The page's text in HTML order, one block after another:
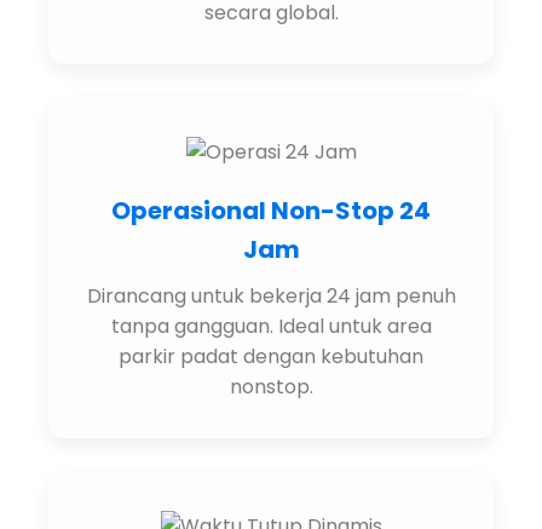
secara global.
Operasional Non-Stop 24
Jam
Dirancang untuk bekerja 24 jam penuh
tanpa gangguan. Ideal untuk area
parkir padat dengan kebutuhan
nonstop.